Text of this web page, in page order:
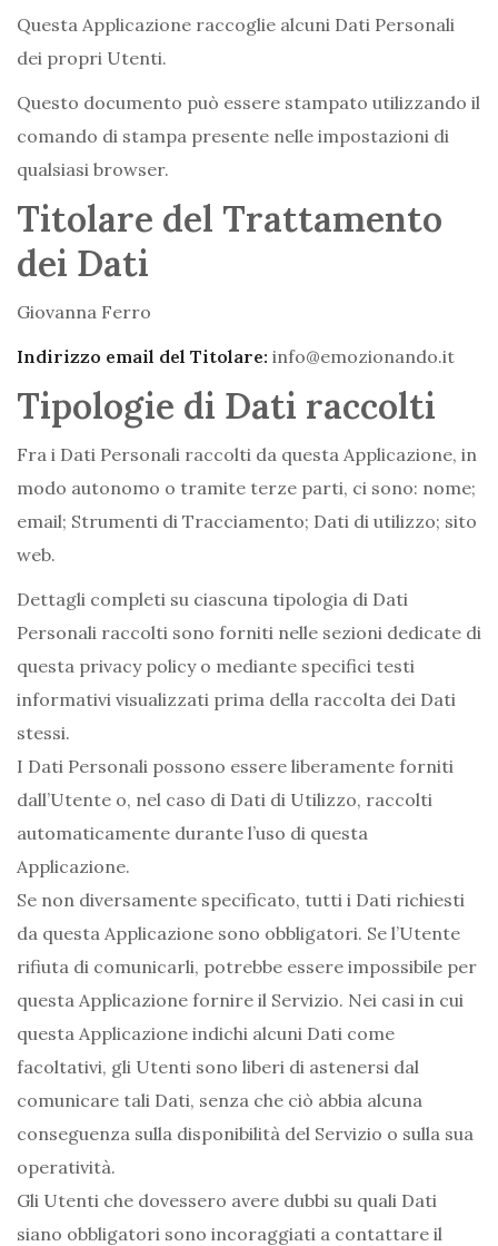
Questa Applicazione raccoglie alcuni Dati Personali
dei propri Utenti.
Questo documento può essere stampato utilizzando il
comando di stampa presente nelle impostazioni di
qualsiasi browser.
Titolare del Trattamento
dei Dati
Giovanna Ferro
Indirizzo email del Titolare: info@emozionando.it
Tipologie di Dati raccolti
Fra i Dati Personali raccolti da questa Applicazione, in
modo autonomo o tramite terze parti, ci sono: nome;
email; Strumenti di Tracciamento; Dati di utilizzo; sito
web.
Dettagli completi su ciascuna tipologia di Dati
Personali raccolti sono forniti nelle sezioni dedicate di
questa privacy policy o mediante specifici testi
informativi visualizzati prima della raccolta dei Dati
stessi.
I Dati Personali possono essere liberamente forniti
dall’Utente o, nel caso di Dati di Utilizzo, raccolti
automaticamente durante l’uso di questa
Applicazione.
Se non diversamente specificato, tutti i Dati richiesti
da questa Applicazione sono obbligatori. Se l’Utente
rifiuta di comunicarli, potrebbe essere impossibile per
questa Applicazione fornire il Servizio. Nei casi in cui
questa Applicazione indichi alcuni Dati come
facoltativi, gli Utenti sono liberi di astenersi dal
comunicare tali Dati, senza che ciò abbia alcuna
conseguenza sulla disponibilità del Servizio o sulla sua
operatività.
Gli Utenti che dovessero avere dubbi su quali Dati
siano obbligatori sono incoraggiati a contattare il